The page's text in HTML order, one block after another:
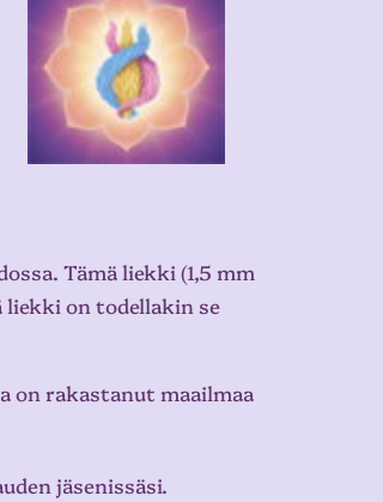
Tämä liekki (1,5 mm
liekki on todellakin se
on rakastanut maailmaa
jäsenissäsi.